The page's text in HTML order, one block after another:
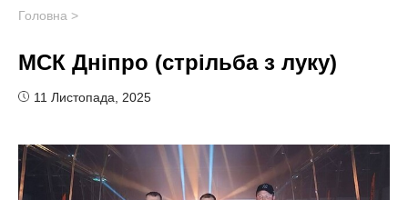
Головна >
МСК Дніпро (стрільба з луку)
11 Листопада, 2025